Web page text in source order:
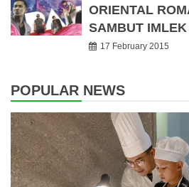
ORIENTAL
SAMBUT
17 February 2015
POPULAR NEWS